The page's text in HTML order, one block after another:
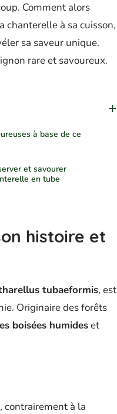
Comment alors
chanterelle à sa cuisson,
sa saveur unique.
rare et savoureux.
à base de ce
et savourer
en tube
histoire et
tubaeformis, est
Originaire des forêts
boisées humideset
contrairement à la